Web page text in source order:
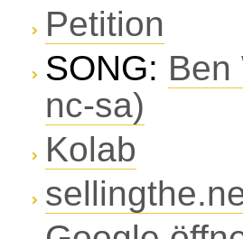
Petition
SONG: Ben
nc-sa)
Kolab